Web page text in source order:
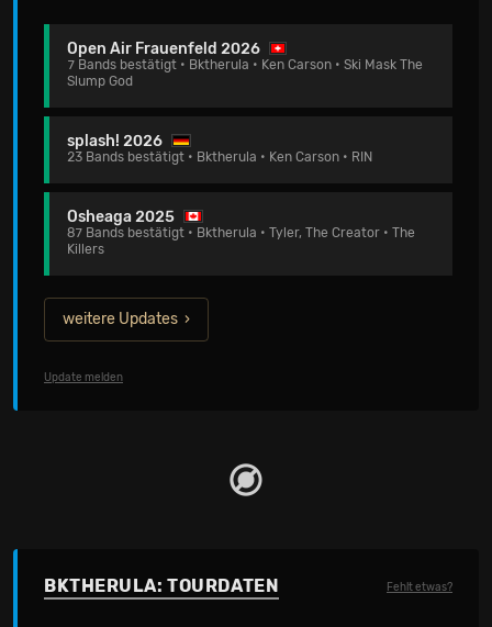
Open Air Frauenfeld 2026
7 Bands bestätigt • Bktherula • Ken Carson • Ski Mask The
Slump God
splash! 2026
23 Bands bestätigt • Bktherula • Ken Carson • RIN
Osheaga 2025
87 Bands bestätigt • Bktherula • Tyler, The Creator • The
Killers
weitere Updates
Update melden
BKTHERULA: TOURDATEN Fehlt etwas?